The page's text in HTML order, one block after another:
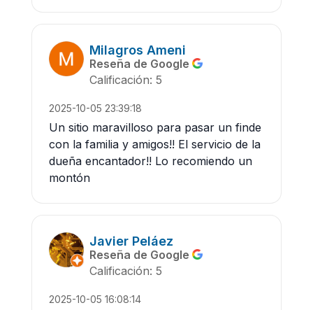
Milagros Ameni
Reseña de Google
Calificación: 5
2025-10-05 23:39:18
Un sitio maravilloso para pasar un finde
con la familia y amigos!! El servicio de la
dueña encantador!! Lo recomiendo un
montón
Javier Peláez
Reseña de Google
Calificación: 5
2025-10-05 16:08:14